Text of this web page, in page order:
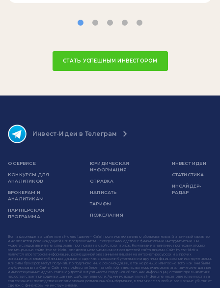
СТАТЬ УСПЕШНЫМ ИНВЕСТОРОМ
Инвест-Идеи в Телеграм
О СЕРВИСЕ
КОНКУРСЫ ДЛЯ
АНАЛИТИКОВ
БРОКЕРАМ И
АНАЛИТИКАМ
ПАРТНЕРСКАЯ
ПРОГРАММА
ЮРИДИЧЕСКАЯ
ИНФОРМАЦИЯ
СПРАВКА
НАПИСАТЬ
ТАРИФЫ
ПОЖЕЛАНИЯ
ИНВЕСТ ИДЕИ
СТАТИСТИКА
ИНСАЙДЕР-
РАДАР
Вся информация на сайте invest-idei.ru (далее - Сайт) носит исключительно образовательный и научный характер
и не является рекомендацией или предложением к совершению сделок с финансовыми инструментами. Вы
можете следовать или не следовать прогнозам на свой страх и риск. Компании и аналитики, прогнозы которых
размещены на сайте invest-idei.ru, являются независимыми от создателей сайта лицами. Сайт invest-idei.ru
является агрегатором информации, размещенной указанными лицами на интернет-ресурсах и в прочих
источниках, а также публичных данных о сделках с ценными бумагами или другими финансовыми инструментами.
Клиенты брокеров могут получать по подписке иные рекомендации, а также раньше или позже того, как они были
опубликованы на Сайте. Сайт invest-idei.ru не берет на себя обязательство корректировать аналитические данные
и инвестиционные идеи в связи с утратой актуальности содержащейся в них информации, а также при выявлении
несоответствия приводимых данных действительности. Администрация invest-idei.ru не несет ответственности за
содержание и последствия использования размещенной информации, в том числе за любые возможные убытки от
сделок с финансовыми инструментами.